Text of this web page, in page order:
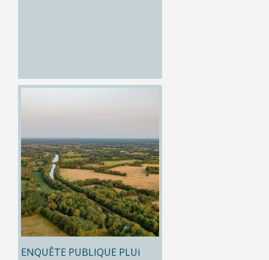
ENQUÊTE PUBLIQUE PLUi